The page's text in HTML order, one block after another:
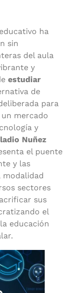
ha
sin
del aula
y
estudiar
de
para
mercado
y
Nuñez
el puente
y las
modalidad
sectores
sus
el
educación